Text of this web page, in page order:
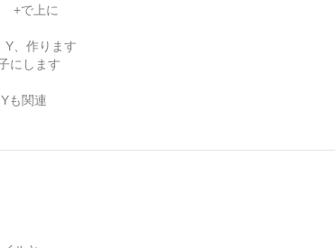
で上に
Y、作ります
にします
も関連